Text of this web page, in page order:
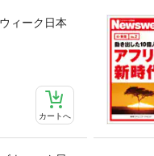
ィーク日本
カートへ